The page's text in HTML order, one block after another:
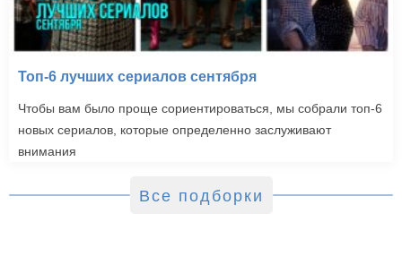
Топ-6 лучших сериалов сентября
Чтобы вам было проще сориентироваться, мы собрали топ-6
новых сериалов, которые определенно заслуживают
внимания
Все подборки